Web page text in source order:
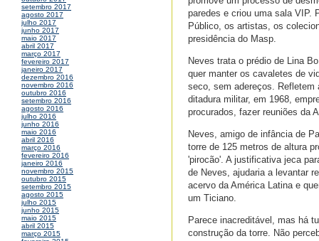
setembro 2017
agosto 2017
julho 2017
junho 2017
maio 2017
abril 2017
março 2017
fevereiro 2017
janeiro 2017
dezembro 2016
novembro 2016
outubro 2016
setembro 2016
agosto 2016
julho 2016
junho 2016
maio 2016
abril 2016
março 2016
fevereiro 2016
janeiro 2016
novembro 2015
outubro 2015
setembro 2015
agosto 2015
julho 2015
junho 2015
maio 2015
abril 2015
março 2015
paredes e criou uma sala VIP.
Público, os artistas, os
presidência do Masp.
Neves trata o prédio de Lina
quer manter os cavaletes de
seco, sem adereços.
ditadura militar, em 1968,
procurados, fazer reuniões da
Neves, amigo de infância de
torre de 125 metros de altura
'pirocão'. A justificativa jeca
de Neves, ajudaria a levantar
acervo da América Latina e
um Ticiano.
Parece inacreditável, mas há
construção da torre. Não